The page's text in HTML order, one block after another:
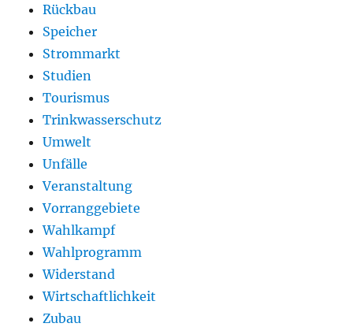
Rückbau
Speicher
Strommarkt
Studien
Tourismus
Trinkwasserschutz
Umwelt
Unfälle
Veranstaltung
Vorranggebiete
Wahlkampf
Wahlprogramm
Widerstand
Wirtschaftlichkeit
Zubau